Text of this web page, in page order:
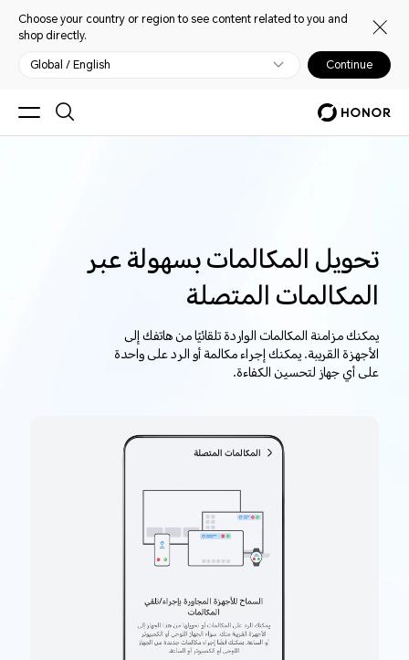
Choose your country or region to see content related to you and
shop directly.
Global / English Continue
تحويل المكالمات بسهولة عبر
المكالمات المتصلة
يمكنك مزامنة المكالمات الواردة تلقائيًا من هاتفك إلى
الأجهزة القريبة. يمكنك إجراء مكالمة أو الرد على واحدة
على أي جهاز لتحسين الكفاءة.